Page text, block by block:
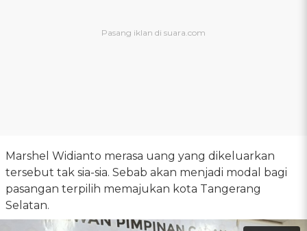
Marshel Widianto merasa uang yang dikeluarkan
tersebut tak sia-sia. Sebab akan menjadi modal bagi
pasangan terpilih memajukan kota Tangerang
Selatan.